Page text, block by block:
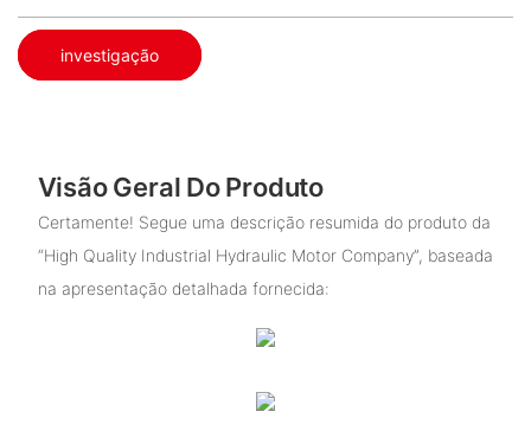
investigação
Visão Geral Do Produto
Certamente! Segue uma descrição resumida do produto da
“High Quality Industrial Hydraulic Motor Company”, baseada
na apresentação detalhada fornecida: